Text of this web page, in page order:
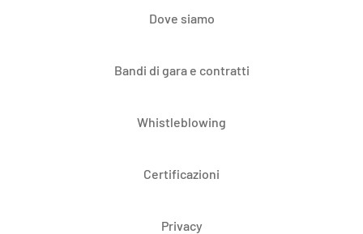
Dove siamo
Bandi di gara e contratti
Whistleblowing
Certificazioni
Privacy